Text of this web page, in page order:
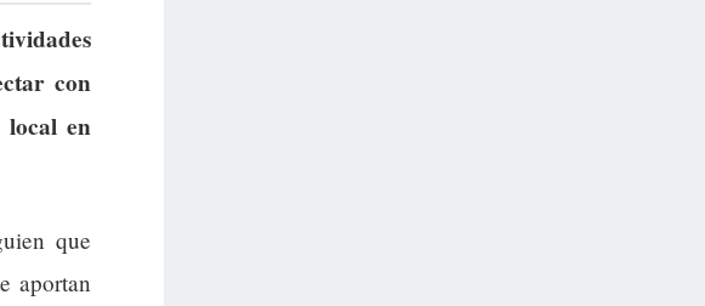
con
local en
que
aportan